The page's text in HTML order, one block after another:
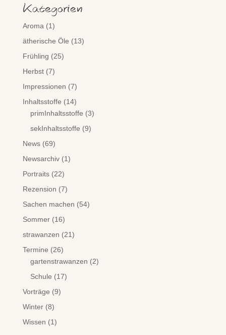
Kategorien
Aroma (1)
ätherische Öle (13)
Frühling (25)
Herbst(7)
Impressionen (7)
Inhaltsstoffe (14)
primInhaltsstoffe (3)
sekInhaltsstoffe (9)
News(69)
Newsarchiv(1)
Portraits(22)
Rezension (7)
Sachen machen (54)
Sommer(16)
strawanzen (21)
Termine (26)
gartenstrawanzen (2)
Schule (17)
Vorträge (9)
Winter(8)
Wissen (1)